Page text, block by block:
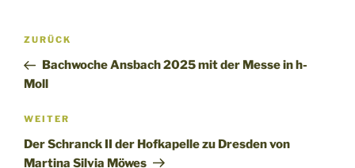
Beitragsnavigation
Vorheriger
Beitrag
ZURÜCK
Bachwoche Ansbach 2025 mit der Messe in h-
Moll
Nächster
Beitrag
WEITER
Der Schranck II der Hofkapelle zu Dresden von
Martina Silvia Möwes